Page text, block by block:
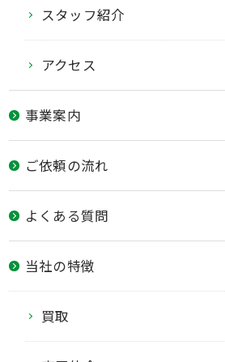
スタッフ紹介
アクセス
事業案内
ご依頼の流れ
よくある質問
当社の特徴
買取